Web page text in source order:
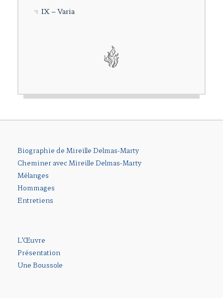
IX – Varia
Biographie de Mireille Delmas-Marty
Cheminer avec Mireille Delmas-Marty
Mélanges
Hommages
Entretiens
L’Œuvre
Présentation
Une Boussole